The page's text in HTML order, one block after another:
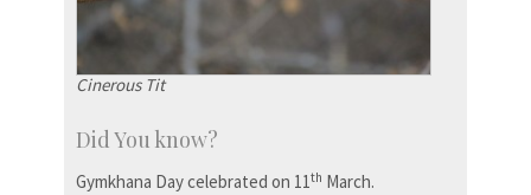
Cinerous Tit
Did You know?
Gymkhana Day celebrated on 11th March.